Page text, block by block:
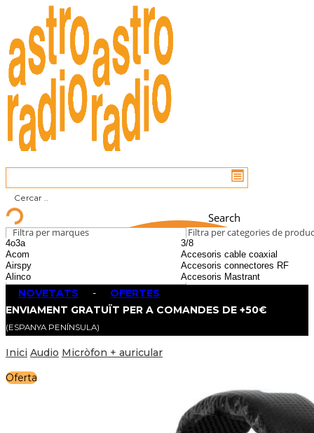
Search
Filtra per marques Filtra per categories de
NOVETATS - OFERTES
ENVIAMENT GRATUÏT PER A COMANDES DE +50€
(ESPANYA PENÍNSULA)
Inici Audio Micròfon + auricular
Oferta